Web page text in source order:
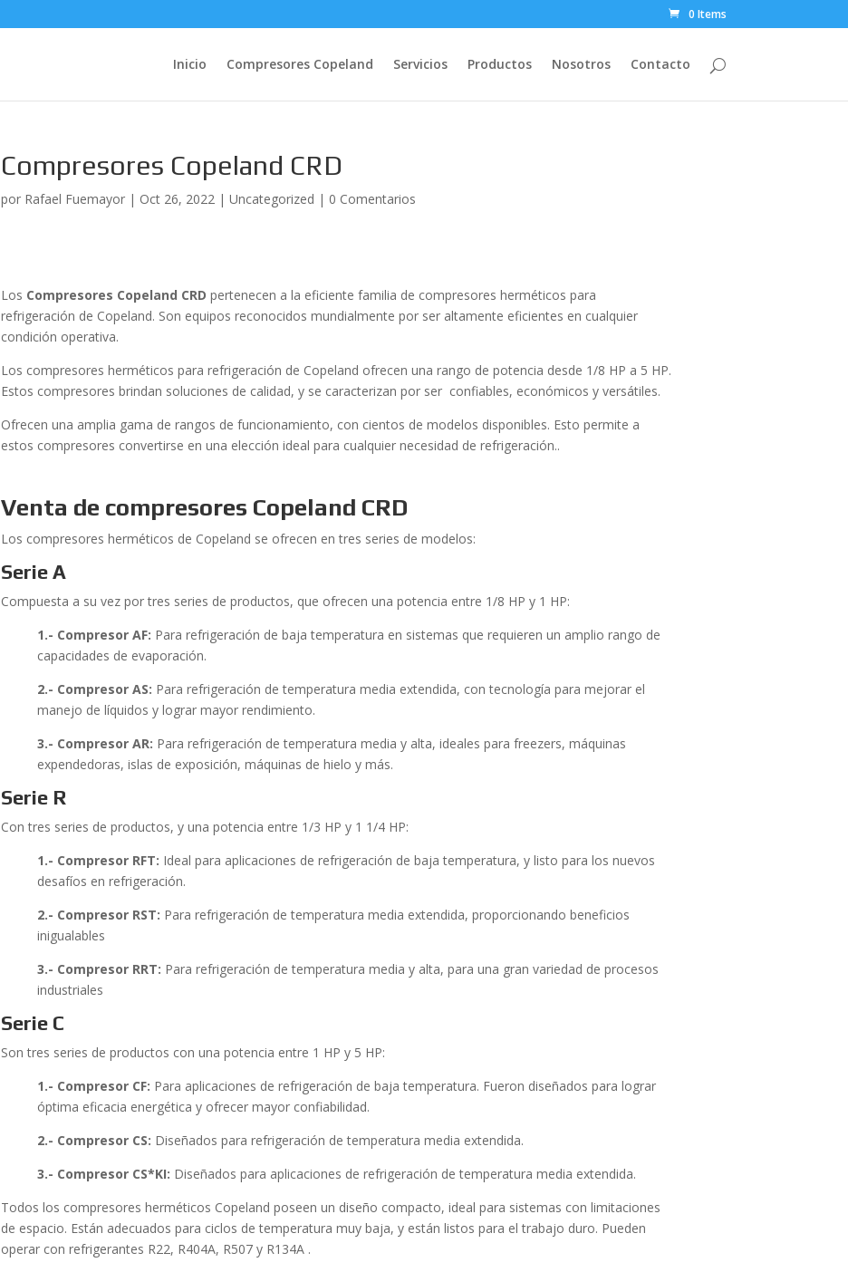
0 Items
Inicio Compresores Copeland Servicios Productos Nosotros Contacto
Compresores Copeland CRD
por Rafael Fuemayor | Oct 26, 2022 |Uncategorized | 0 Comentarios
Los Compresores Copeland CRDpertenecen a la eficiente familia de compresores herméticos para
refrigeración de Copeland. Son equipos reconocidos mundialmente por ser altamente eficientes en cualquier
condición operativa.
Los compresores herméticos para refrigeración de Copeland ofrecen una rango de potencia desde 1/8 HP a 5 HP.
Estos compresores brindan soluciones de calidad, y se caracterizan por ser confiables, económicos y versátiles.
Ofrecen una amplia gama de rangos de funcionamiento, con cientos de modelos disponibles. Esto permite a
estos compresores convertirse en una elección ideal para cualquier necesidad de refrigeración..
Venta de compresores Copeland CRD
Los compresores herméticos de Copeland se ofrecen en tres series de modelos:
Serie A
Compuesta a su vez por tres series de productos, que ofrecen una potencia entre 1/8 HP y 1 HP:
1.- Compresor AF: Para refrigeración de baja temperatura en sistemas que requieren un amplio rango de
capacidades de evaporación.
2.- Compresor AS: Para refrigeración de temperatura media extendida, con tecnología para mejorar el
manejo de líquidos y lograr mayor rendimiento.
3.- Compresor AR: Para refrigeración de temperatura media y alta, ideales para freezers, máquinas
expendedoras, islas de exposición, máquinas de hielo y más.
Serie R
Con tres series de productos, y una potencia entre 1/3 HP y 1 1/4 HP:
1.- Compresor RFT: Ideal para aplicaciones de refrigeración de baja temperatura, y listo para los nuevos
desafíos en refrigeración.
2.- Compresor RST: Para refrigeración de temperatura media extendida, proporcionando beneficios
inigualables
3.- Compresor RRT: Para refrigeración de temperatura media y alta, para una gran variedad de procesos
industriales
Serie C
Son tres series de productos con una potencia entre 1 HP y 5 HP:
1.- Compresor CF: Para aplicaciones de refrigeración de baja temperatura. Fueron diseñados para lograr
óptima eficacia energética y ofrecer mayor confiabilidad.
2.- Compresor CS: Diseñados para refrigeración de temperatura media extendida.
3.- Compresor CS*KI: Diseñados para aplicaciones de refrigeración de temperatura media extendida.
Todos los compresores herméticos Copeland poseen un diseño compacto, ideal para sistemas con limitaciones
de espacio. Están adecuados para ciclos de temperatura muy baja, y están listos para el trabajo duro. Pueden
operar con refrigerantes R22, R404A, R507 y R134A .